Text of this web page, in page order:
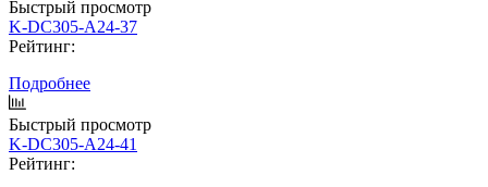
Быстрый просмотр
K-DC305-A24-37
Рейтинг:
Подробнее
Быстрый просмотр
K-DC305-A24-41
Рейтинг: